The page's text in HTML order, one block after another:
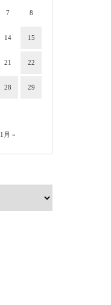
1月 »
7 8
14 15
21 22
28 29